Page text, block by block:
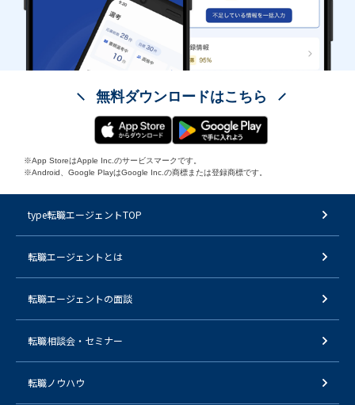
無料ダウンロードはこちら
※App StoreはApple Inc.のサービスマークです。
※Android、Google PlayはGoogle Inc.の商標または登録商標です。
type転職エージェントTOP
転職エージェントとは
転職エージェントの面談
転職相談会・セミナー
転職ノウハウ